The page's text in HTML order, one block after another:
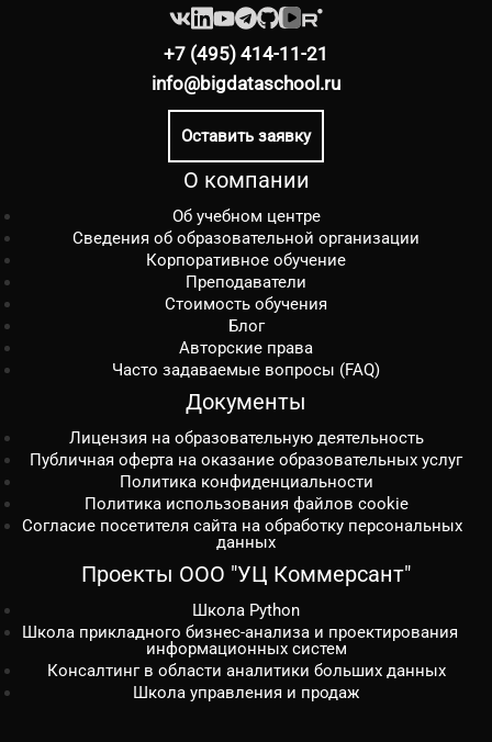
+7 (495) 414-11-21
info@bigdataschool.ru
Оставить заявку
О компании
Об учебном центре
Сведения об образовательной организации
Корпоративное обучение
Преподаватели
Стоимость обучения
Блог
Авторские права
Часто задаваемые вопросы (FAQ)
Документы
Лицензия на образовательную деятельность
Публичная оферта на оказание образовательных услуг
Политика конфиденциальности
Политика использования файлов cookie
Согласие посетителя сайта на обработку персональных
данных
Проекты ООО "УЦ Коммерсант"
Школа Python
Школа прикладного бизнес-анализа и проектирования
информационных систем
Консалтинг в области аналитики больших данных
Школа управления и продаж